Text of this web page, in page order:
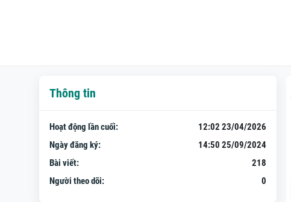
Thông tin
Hoạt động lần cuối:
12:02 23/04/2026
Ngày đăng ký:
14:50 25/09/2024
Bài viết:
218
Người theo dõi:
0